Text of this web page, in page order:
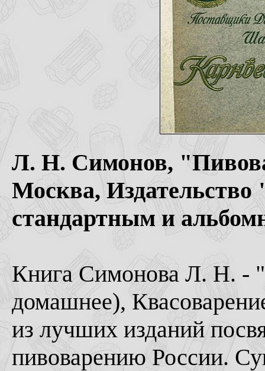
Л. Н. Симонов,
Москва,
стандартным и
Книга Симонова Л. Н. -
домашнее),
из лучших изданий
пивоварению России.